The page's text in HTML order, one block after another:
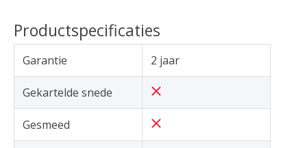
Productspecificaties
Garantie 2 jaar
Gekartelde snede
Gesmeed